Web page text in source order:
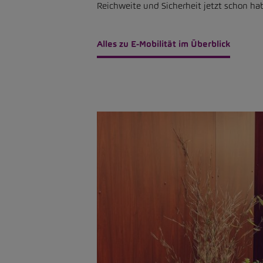
Reichweite und Sicherheit jetzt schon
Alles zu E-Mobilität im Überblick